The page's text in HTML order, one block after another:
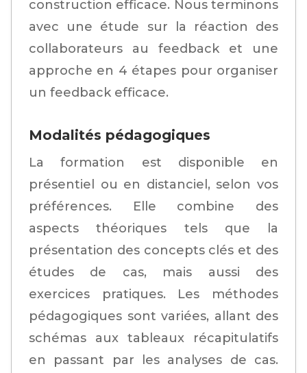
construction efficace. Nous terminons
avec une étude sur la réaction des
collaborateurs au feedback et une
approche en 4 étapes pour organiser
un feedback efficace.
Modalités pédagogiques
La formation est disponible en
présentiel ou en distanciel, selon vos
préférences. Elle combine des
aspects théoriques tels que la
présentation des concepts clés et des
études de cas, mais aussi des
exercices pratiques. Les méthodes
pédagogiques sont variées, allant des
schémas aux tableaux récapitulatifs
en passant par les analyses de cas.